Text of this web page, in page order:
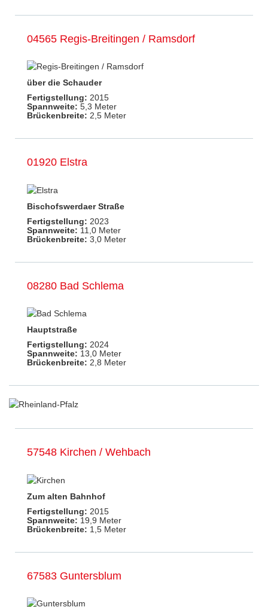
04565 Regis-Breitingen / Ramsdorf
über die Schauder
Fertigstellung: 2015
Spannweite: 5,3 Meter
Brückenbreite: 2,5 Meter
01920 Elstra
Bischofswerdaer Straße
Fertigstellung: 2023
Spannweite: 11,0 Meter
Brückenbreite: 3,0 Meter
08280 Bad Schlema
Hauptstraße
Fertigstellung: 2024
Spannweite: 13,0 Meter
Brückenbreite: 2,8 Meter
57548 Kirchen / Wehbach
Zum alten Bahnhof
Fertigstellung: 2015
Spannweite: 19,9 Meter
Brückenbreite: 1,5 Meter
67583 Guntersblum